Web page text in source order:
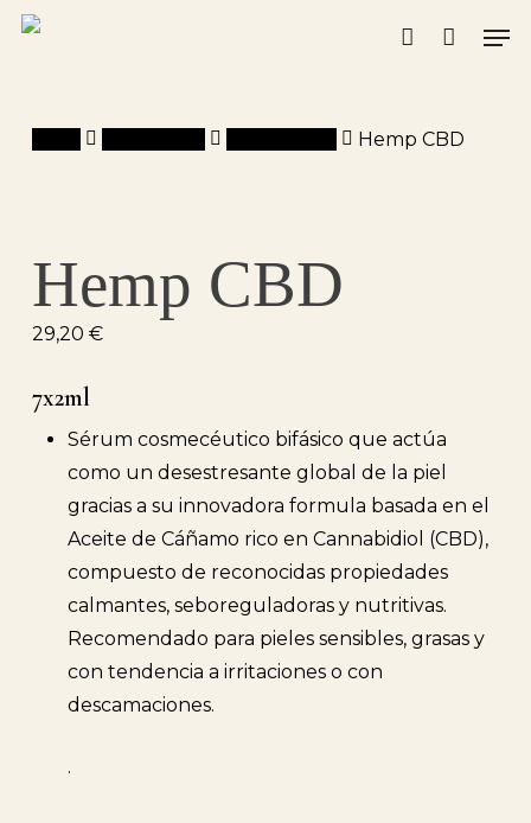
Skip
account
Hemp CBD
Hemp CBD
29,20 €
7x2ml
Sérum cosmecéutico bifásico que actúa
como un desestresante global de la piel
gracias a su innovadora formula basada en el
Aceite de Cáñamo rico en Cannabidiol (CBD),
compuesto de reconocidas propiedades
calmantes, seboreguladoras y nutritivas.
Recomendado para pieles sensibles, grasas y
con tendencia a irritaciones o con
descamaciones.
.